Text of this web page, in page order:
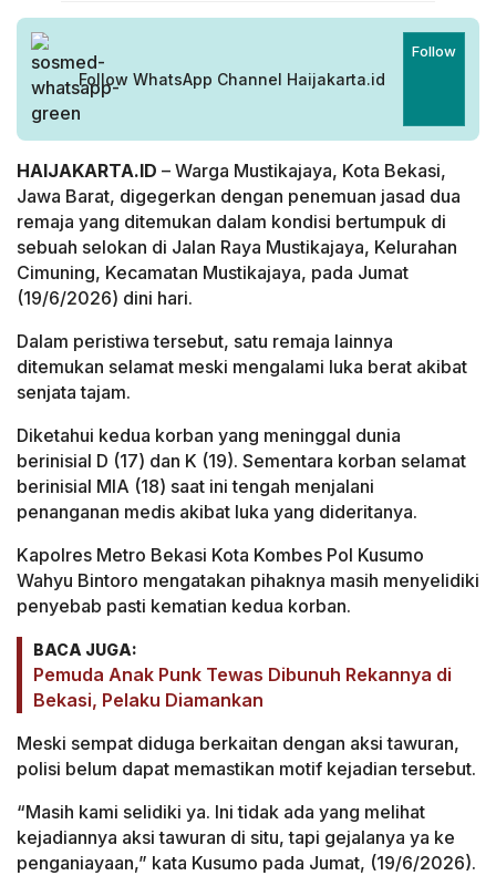
Follow WhatsApp Channel Haijakarta.id
Follow
HAIJAKARTA.ID – Warga Mustikajaya, Kota Bekasi,
Jawa Barat, digegerkan dengan penemuan jasad dua
remaja yang ditemukan dalam kondisi bertumpuk di
sebuah selokan di Jalan Raya Mustikajaya, Kelurahan
Cimuning, Kecamatan Mustikajaya, pada Jumat
(19/6/2026) dini hari.
Dalam peristiwa tersebut, satu remaja lainnya
ditemukan selamat meski mengalami luka berat akibat
senjata tajam.
Diketahui kedua korban yang meninggal dunia
berinisial D (17) dan K (19). Sementara korban selamat
berinisial MIA (18) saat ini tengah menjalani
penanganan medis akibat luka yang dideritanya.
Kapolres Metro Bekasi Kota Kombes Pol Kusumo
Wahyu Bintoro mengatakan pihaknya masih menyelidiki
penyebab pasti kematian kedua korban.
BACA JUGA:
Pemuda Anak Punk Tewas Dibunuh Rekannya di
Bekasi, Pelaku Diamankan
Meski sempat diduga berkaitan dengan aksi tawuran,
polisi belum dapat memastikan motif kejadian tersebut.
“Masih kami selidiki ya. Ini tidak ada yang melihat
kejadiannya aksi tawuran di situ, tapi gejalanya ya ke
penganiayaan,” kata Kusumo pada Jumat, (19/6/2026).